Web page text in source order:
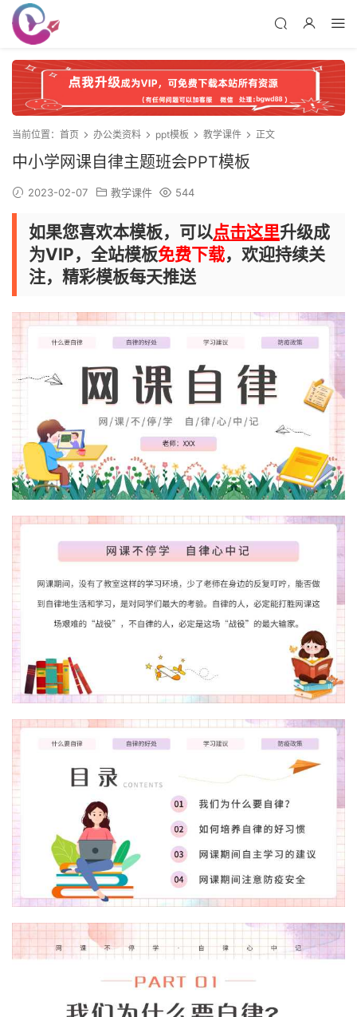
当前位置： 首页 办公类资料 ppt模板 教学课件 正文
中小学网课自律主题班会PPT模板
2023-02-07 教学课件 544
如果您喜欢本模板，可以点击这里升级成
为VIP，全站模板免费下载，欢迎持续关
注，精彩模板每天推送